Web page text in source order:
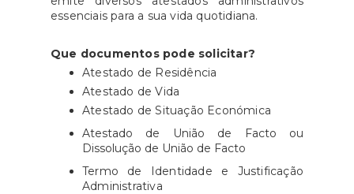
essenciais para a sua vida quotidiana.
Que documentos pode solicitar?
Atestado de Residência
Atestado de Vida
Atestado de Situação Económica
Atestado de União de Facto ou
Dissolução de União de Facto
Termo de Identidade e Justificação
Administrativa